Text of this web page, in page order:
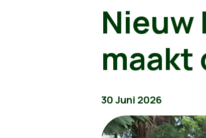
Nieuw
maakt
30 Juni 2026